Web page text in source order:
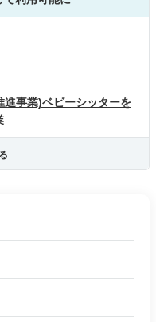
事業)ベビーシッターを